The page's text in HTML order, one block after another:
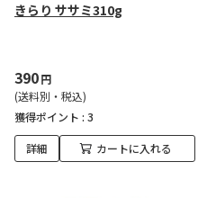
きらり ササミ310g
390円
(送料別・税込)
獲得ポイント : 3
詳細 カートに入れる